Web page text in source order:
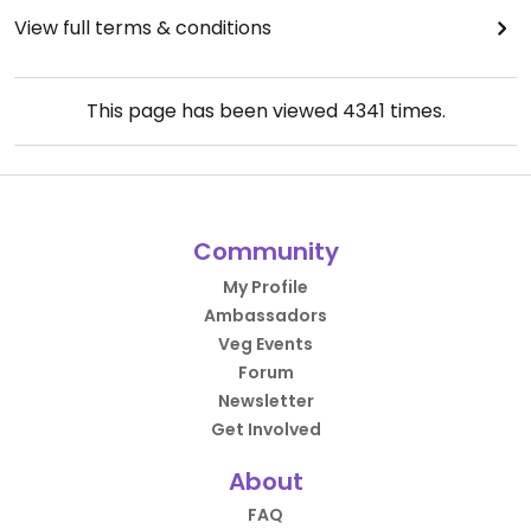
View full terms & conditions
This page has been viewed 4341 times.
Community
My Profile
Ambassadors
Veg Events
Forum
Newsletter
Get Involved
About
FAQ